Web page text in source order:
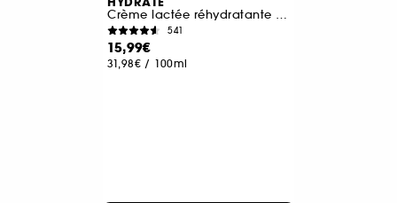
Crème lactée réhydratante à l'Acide hyaluronique
541
15,99€
31,98€ / 100ml